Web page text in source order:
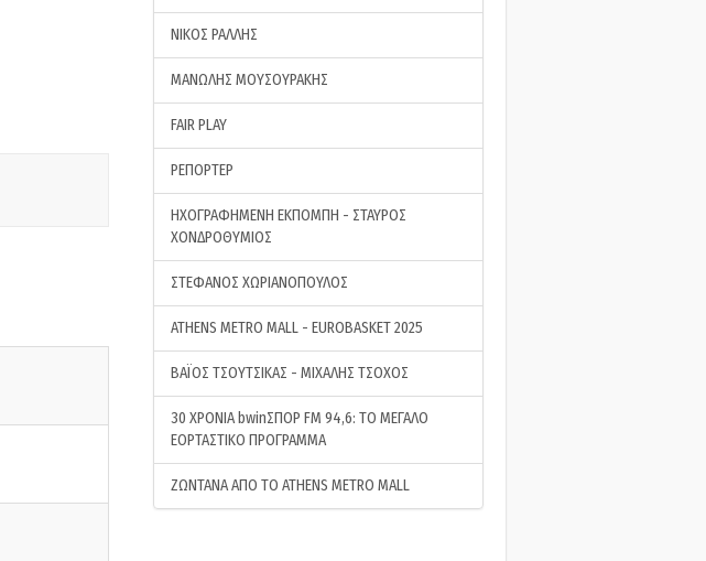
ΝΙΚΟΣ ΡΑΛΛΗΣ
ΜΑΝΩΛΗΣ ΜΟΥΣΟΥΡΑΚΗΣ
FAIR PLAY
ΡΕΠΟΡΤΕΡ
ΗΧΟΓΡΑΦΗΜΕΝΗ ΕΚΠΟΜΠΗ - ΣΤΑΥΡΟΣ
ΧΟΝΔΡΟΘΥΜΙΟΣ
ΣΤΕΦΑΝΟΣ ΧΩΡΙΑΝΟΠΟΥΛΟΣ
ATHENS METRO MALL - EUROBASKET 2025
ΒΑΪΟΣ ΤΣΟΥΤΣΙΚΑΣ - ΜΙΧΑΛΗΣ ΤΣΟΧΟΣ
30 ΧΡΟΝΙΑ bwinΣΠΟΡ FM 94,6: ΤΟ ΜΕΓΑΛΟ
ΕΟΡΤΑΣΤΙΚΟ ΠΡΟΓΡΑΜΜΑ
ΖΩΝΤΑΝΑ ΑΠΟ ΤΟ ATHENS METRO MALL